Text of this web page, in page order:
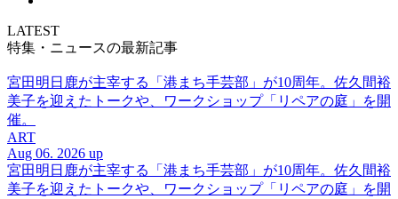
LATEST
特集・ニュースの最新記事
宮田明日鹿が主宰する「港まち手芸部」が10周年。佐久間裕
美子を迎えたトークや、ワークショップ「リペアの庭」を開
催。
ART
Aug 06. 2026 up
宮田明日鹿が主宰する「港まち手芸部」が10周年。佐久間裕
美子を迎えたトークや、ワークショップ「リペアの庭」を開